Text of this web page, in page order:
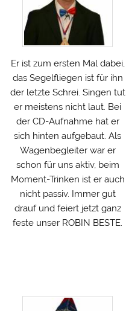
Er ist zum ersten Mal dabei,
das Segelfliegen ist für ihn
der letzte Schrei. Singen tut
er meistens nicht laut. Bei
der CD-Aufnahme hat er
sich hinten aufgebaut. Als
Wagenbegleiter war er
schon für uns aktiv, beim
Moment-Trinken ist er auch
nicht passiv. Immer gut
drauf und feiert jetzt ganz
feste unser ROBIN BESTE.